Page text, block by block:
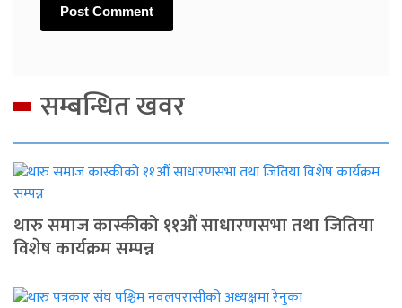
सम्बन्धित खवर
थारु समाज कास्कीको ११औं साधारणसभा तथा जितिया
विशेष कार्यक्रम सम्पन्न